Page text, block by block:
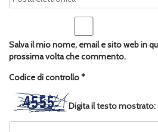
Salva il mio nome, email e sito web in
prossima volta che commento.
Codice di controllo*
Digita il testo mostrato: